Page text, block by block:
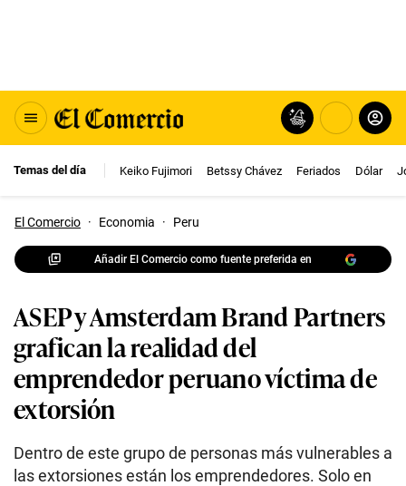
Temas del día Keiko Fujimori Betssy Chávez Feriados Dólar
El Comercio · Economia · Peru
Añadir El Comercio como fuente preferida en
ASEP y Amsterdam Brand Partners
grafican la realidad del
emprendedor peruano víctima de
extorsión
Dentro de este grupo de personas más vulnerables a
las extorsiones están los emprendedores. Solo en